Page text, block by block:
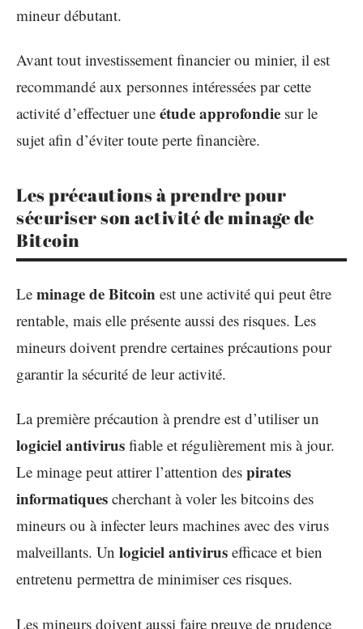
mineur débutant.
Avant tout investissement financier ou minier, il est
recommandé aux personnes intéressées par cette
activité d’effectuer une étude approfondie sur le
sujet afin d’éviter toute perte financière.
Les précautions à prendre pour
sécuriser son activité de minage de
Bitcoin
Le minage de Bitcoin est une activité qui peut être
rentable, mais elle présente aussi des risques. Les
mineurs doivent prendre certaines précautions pour
garantir la sécurité de leur activité.
La première précaution à prendre est d’utiliser un
logiciel antivirus fiable et régulièrement mis à jour.
Le minage peut attirer l’attention des pirates
informatiques cherchant à voler les bitcoins des
mineurs ou à infecter leurs machines avec des virus
malveillants. Un logiciel antivirus efficace et bien
entretenu permettra de minimiser ces risques.
Les mineurs doivent aussi faire preuve de prudence